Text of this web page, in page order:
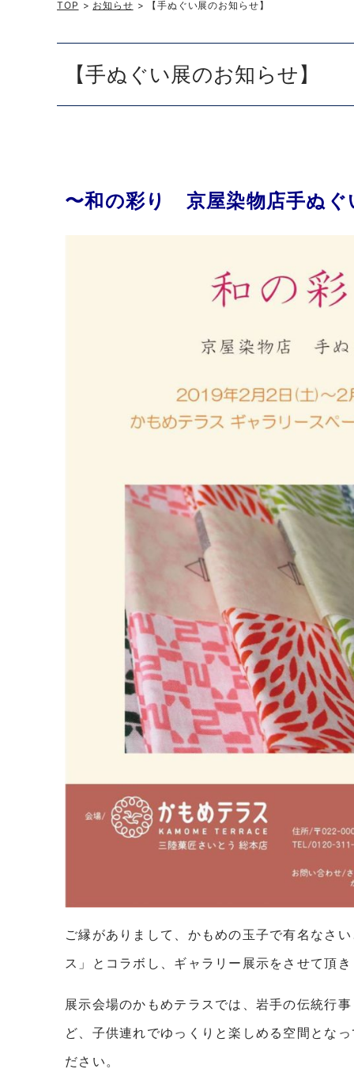
TOP > お知らせ > 【手ぬぐい展のお知らせ】
【手ぬぐい展のお知らせ】
〜和の彩り 京屋染物店手ぬぐ
ご縁がありまして、かもめの玉子で有名なさ
ス」とコラボし、ギャラリー展示をさせて頂
展示会場のかもめテラスでは、岩手の伝統行
ど、子供連れでゆっくりと楽しめる空間とな
ださい。